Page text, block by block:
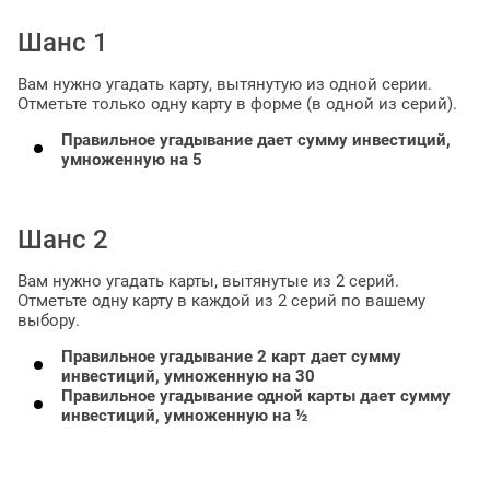
Шанс 1
Вам нужно угадать карту, вытянутую из одной серии.
Отметьте только одну карту в форме (в одной из серий).
Правильное угадывание дает сумму инвестиций,
умноженную на 5
Шанс 2
Вам нужно угадать карты, вытянутые из 2 серий.
Отметьте одну карту в каждой из 2 серий по вашему
выбору.
Правильное угадывание 2 карт дает сумму
инвестиций, умноженную на 30
Правильное угадывание одной карты дает сумму
инвестиций, умноженную на ½